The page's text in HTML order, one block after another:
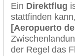
Ein Direktflug
stattfinden
[Aeropuerto
der Regel das